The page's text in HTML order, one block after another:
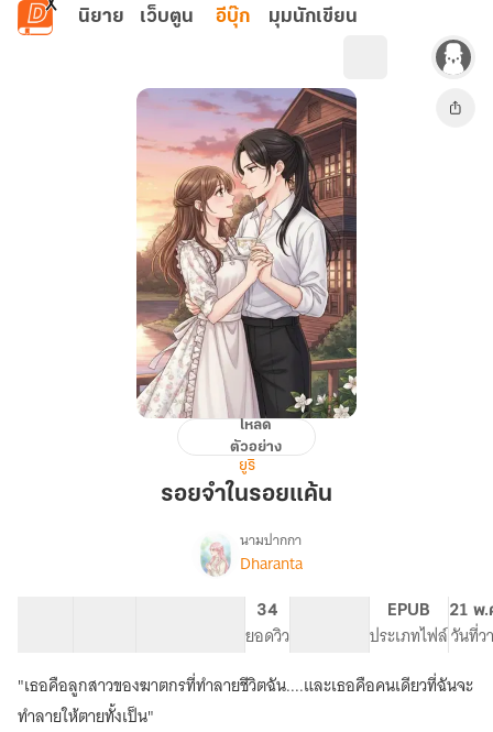
ข้ามไปยังเนื้อหาหลัก
นิยาย เว็บตูน อีบุ๊ก มุมนักเขียน
โหลด
ตัวอย่าง
ยูริ
รอยจำในรอยแค้น
เรื่อง
จำ
ใน
รอย
แค้น
นามปากกา
Dharanta
34
ยอดวิว
EPUB
ประเภทไฟล์
21 พ
วันที่ว
"เธอคือลูกสาวของฆาตกรที่ทำลายชีวิตฉัน....และเธอคือคนเดียวที่ฉันจะ
ทำลายให้ตายทั้งเป็น"